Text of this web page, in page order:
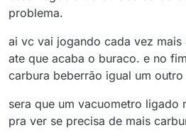
problema.
ai vc vai jogando cada vez mais
ate que acaba o buraco. e no
carbura beberrão igual um outro
sera que um vacuometro ligado
pra ver se precisa de mais